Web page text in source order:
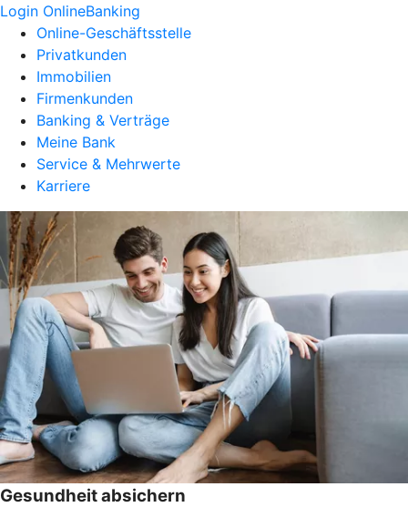
Login OnlineBanking
Online-Geschäftsstelle
Privatkunden
Immobilien
Firmenkunden
Banking & Verträge
Meine Bank
Service & Mehrwerte
Karriere
Gesundheit absichern